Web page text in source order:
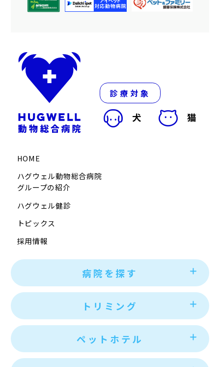
診療対象
犬 猫
HOME
ハグウェル動物総合病院
グループの紹介
ハグウェル健診
トピックス
採用情報
病院を探す
トリミング
ペットホテル